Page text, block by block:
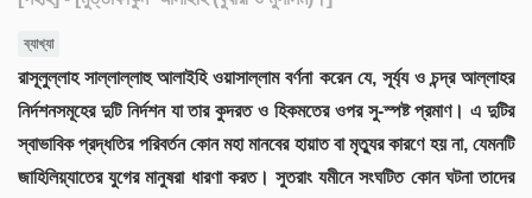
ব্যাখ্যা
রাসূলুল্লাহ সাল্লাল্লাহু আলাইহি ওয়াসাল্লাম বর্ণনা করেন যে, সূর্য্য ও চন্দ্র আল্লাহর
নির্দশনসমূহের দুটি নির্দশন যা তার কুদরত ও হিকমতের ওপর সু-স্পষ্ট প্রমাণ। এ দুটির
স্বাভাবিক প্রদ্ধতির পরিবর্তন কোন মহা মানবের হায়াত বা মৃত্যুর কারণে হয় না, যেমনটি
জাহিলিয়্যাতের যুগের মানুষরা ধারণা করত। সুতরাং যমীনে সংঘটিত কোন ঘটনা তাদের